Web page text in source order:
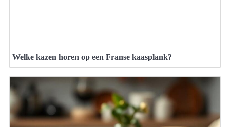
Welke kazen horen op een Franse kaasplank?